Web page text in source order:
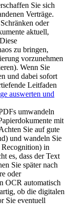
Sie sich
Verträge.
oder
aktuell,
zu bringen,
vorzunehmen
Wenn Sie
und dabei sofort
Leitfaden
auswerten und
umwandeln
mit
Sie auf gute
und wandeln Sie
in
es, dass der Text
Sie später nach
oder
OCR automatisch
ob die digitalen
Sie eventuell